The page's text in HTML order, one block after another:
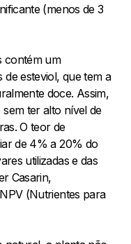
(menos de 3
contém um
esteviol, que tem a
doce. Assim,
ter alto nível de
O teor de
de 4% a 20% do
utilizadas e das
Casarin,
(Nutrientes para